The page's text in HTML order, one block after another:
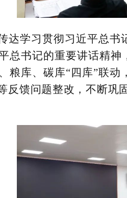
达学习贯彻习近平总
总书记的重要讲话精神
粮库、碳库“四库”联
反馈问题整改，不断巩